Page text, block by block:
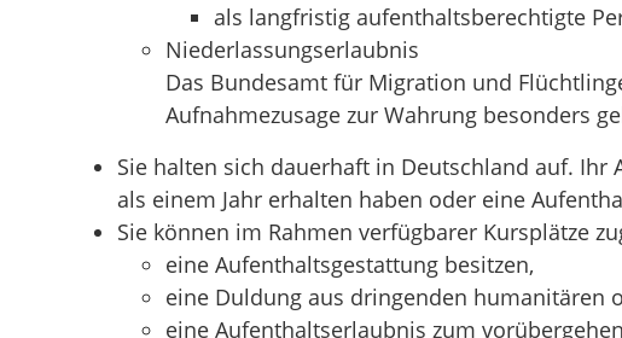
als langfristig aufenthaltsberechtigte
Niederlassungserlaubnis
Das Bundesamt für Migration und
Aufnahmezusage zur Wahrung besonders
Sie halten sich dauerhaft in Deutschland auf. Ihr
als einem Jahr erhalten haben oder eine
Sie können im Rahmen verfügbarer Kursplätze
eine Aufenthaltsgestattung besitzen,
eine Duldung aus dringenden humanitären
eine Aufenthaltserlaubnis zum